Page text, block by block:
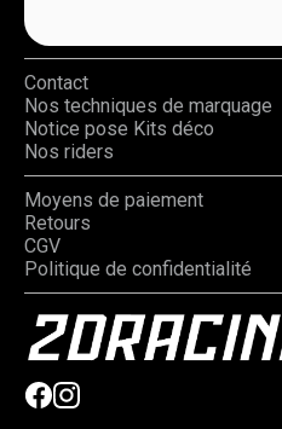
Contact
Nos techniques de marquage
Notice pose Kits déco
Nos riders
Moyens de paiement
Retours
CGV
Politique de confidentialité